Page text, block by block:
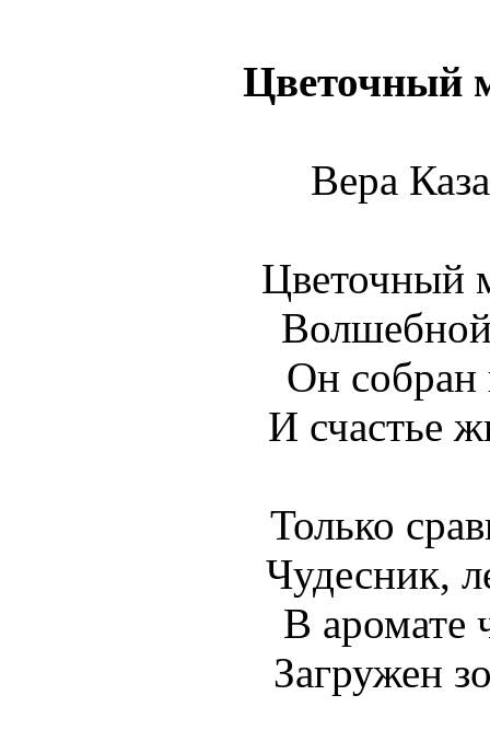
Цветочный
Вера
Цветочный
Он собран
И счастье
Только
Чудесник,
В аромате
Загружен